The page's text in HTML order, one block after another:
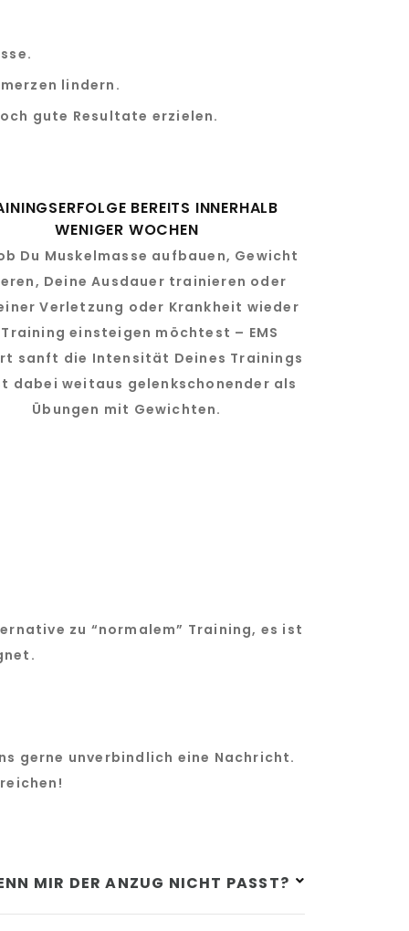
lindern.
gute Resultate erzielen.
BEREITS INNERHALB
WENIGER WOCHEN
Du Muskelmasse aufbauen, Gewicht
Deine Ausdauer trainieren oder
Verletzung oder Krankheit wieder
einsteigen möchtest – EMS
sanft die Intensität Deines Trainings
dabei weitaus gelenkschonender als
Übungen mit Gewichten.
zu “normalem” Training, es ist
gerne unverbindlich eine Nachricht.
MIR DER ANZUG NICHT PASST?